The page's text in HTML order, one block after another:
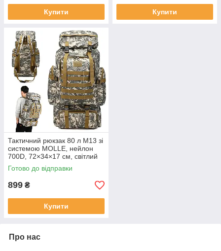
Купити Купити
Тактичний рюкзак 80 л M13 зі
системою MOLLE, нейлон
700D, 72×34×17 см, світлий
піксель, туристичний
військовий рюкзак
Готово до відправки
899 ₴
Купити
Про нас